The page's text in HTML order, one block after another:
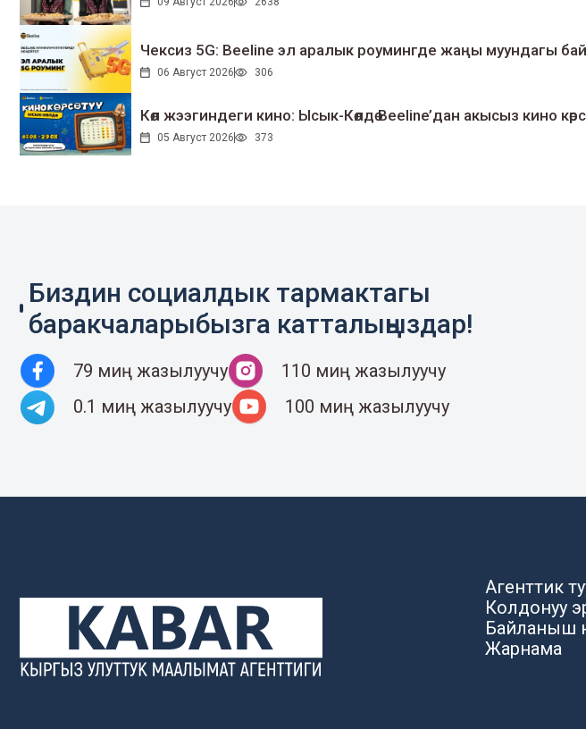
Чексиз 5G: Beeline эл аралык роумингде жаңы муундагы
06 Август 2026 306
Көл жээгиндеги кино: Ысык-Көлдө Beeline’дан акысыз кино
05 Август 2026 373
Биздин социалдык тармактагы
баракчаларыбызга катталыңыздар!
79 миң жазылуучу
110 миң жазылуучу
0.1 миң жазылуучу
100 миң жазылуучу
Агенттик
Колдонуу
Байланыш
Жарнама